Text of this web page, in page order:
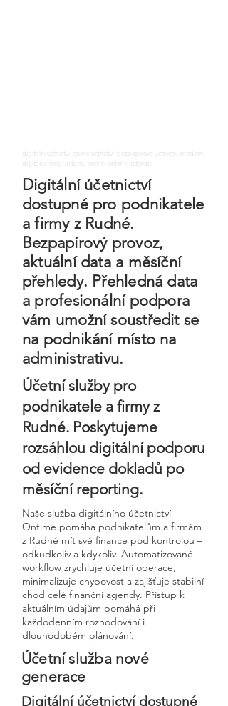
digitalni uctnictvi, online uctnictvi, bezpapirove uctnictvi, moderni
digitalni firma, uctarna online, ontime uctovani
Digitální účetnictví
dostupné pro podnikatele
a firmy z Rudné.
Bezpapírový provoz,
aktuální data a měsíční
přehledy. Přehledná data
a profesionální podpora
vám umožní soustředit se
na podnikání místo na
administrativu.
Účetní služby pro
podnikatele a firmy z
Rudné. Poskytujeme
rozsáhlou digitální podporu
od evidence dokladů po
měsíční reporting.
Naše služba digitálního účetnictví
Ontime pomáhá podnikatelům a firmám
z Rudné mít své finance pod kontrolou –
odkudkoliv a kdykoliv. Automatizované
workflow zrychluje účetní operace,
minimalizuje chybovost a zajišťuje stabilní
chod celé finanční agendy. Přístup k
aktuálním údajům pomáhá při
každodenním rozhodování i
dlouhodobém plánování.
Účetní služba nové
generace
Digitální účetnictví dostupné